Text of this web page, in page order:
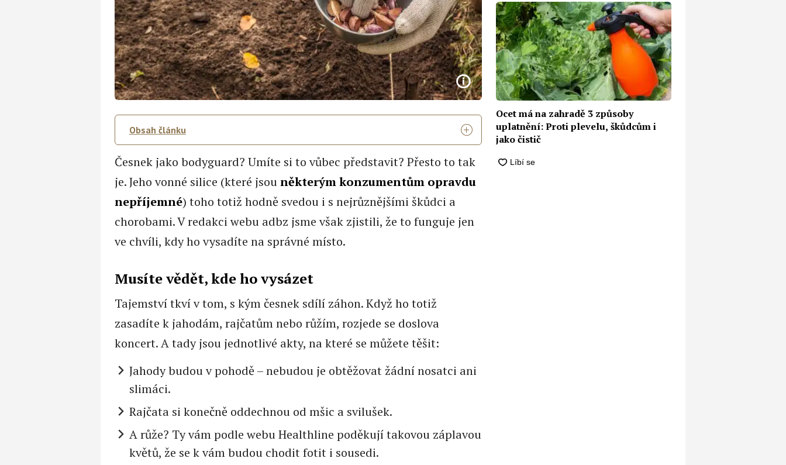
Obsah článku
Česnek jako bodyguard? Umíte si to vůbec představit? Přesto to tak
je. Jeho vonné silice (které jsouněkterým konzumentům opravdu
nepříjemné) toho totiž hodně svedou i s nejrůznějšími škůdci a
chorobami. V redakci webu adbz jsme však zjistili, že to funguje jen
ve chvíli, kdy ho vysadíte na správné místo.
Musíte vědět, kde ho vysázet
Tajemství tkví v tom, s kým česnek sdílí záhon. Když ho totiž
zasadíte k jahodám, rajčatům nebo růžím, rozjede se doslova
koncert. A tady jsou jednotlivé akty, na které se můžete těšit:
Jahody budou v pohodě – nebudou je obtěžovat žádní nosatci ani
slimáci.
Rajčata si konečně oddechnou od mšic a svilušek.
A růže? Ty vám podle webu Healthline poděkují takovou záplavou
květů, že se k vám budou chodit fotit i sousedi.
Ocet má na zahradě 3 způsoby
uplatnění: Proti plevelu, škůdcům i
jako čistič